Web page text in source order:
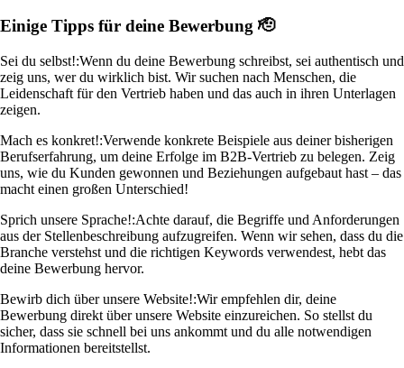
Einige Tipps für deine Bewerbung 🫡
Sei du selbst!:Wenn du deine Bewerbung schreibst, sei authentisch und
zeig uns, wer du wirklich bist. Wir suchen nach Menschen, die
Leidenschaft für den Vertrieb haben und das auch in ihren Unterlagen
zeigen.
Mach es konkret!:Verwende konkrete Beispiele aus deiner bisherigen
Berufserfahrung, um deine Erfolge im B2B-Vertrieb zu belegen. Zeig
uns, wie du Kunden gewonnen und Beziehungen aufgebaut hast – das
macht einen großen Unterschied!
Sprich unsere Sprache!:Achte darauf, die Begriffe und Anforderungen
aus der Stellenbeschreibung aufzugreifen. Wenn wir sehen, dass du die
Branche verstehst und die richtigen Keywords verwendest, hebt das
deine Bewerbung hervor.
Bewirb dich über unsere Website!:Wir empfehlen dir, deine
Bewerbung direkt über unsere Website einzureichen. So stellst du
sicher, dass sie schnell bei uns ankommt und du alle notwendigen
Informationen bereitstellst.